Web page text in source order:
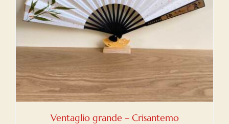
Ventaglio grande – Crisantemo